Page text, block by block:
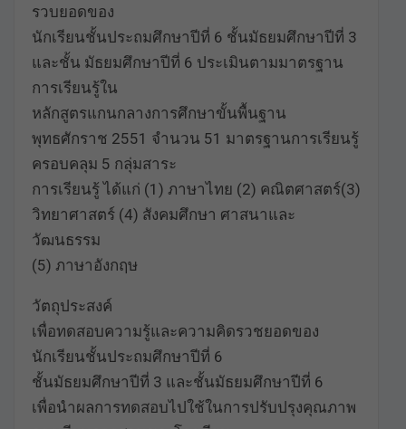
รวบยอดของ
นักเรียนชั้นประถมศึกษาปีที่ 6 ชั้นมัธยมศึกษาปีที่ 3
และชั้น มัธยมศึกษาปีที่ 6 ประเมินตามมาตรฐาน
การเรียนรู้ใน
หลักสูตรแกนกลางการศึกษาขั้นพื้นฐาน
พุทธศักราช 2551 จำนวน 51 มาตรฐานการเรียนรู้
ครอบคลุม 5 กลุ่มสาระ
การเรียนรู้ ได้แก่ (1) ภาษาไทย (2) คณิตศาสตร์(3)
วิทยาศาสตร์ (4) สังคมศึกษา ศาสนาและ
วัฒนธรรม
(5) ภาษาอังกฤษ
วัตถุประสงค์
เพื่อทดสอบความรู้และความคิดรวชยอดของ
นักเรียนชั้นประถมศึกษาปีที่ 6
ชั้นมัธยมศึกษาปีที่ 3 และชั้นมัธยมศึกษาปีที่ 6
เพื่อนำผลการทดสอบไปใช้ในการปรับปรุงคุณภาพ